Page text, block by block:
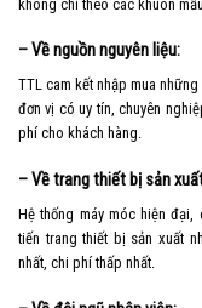
không chỉ theo các khuôn
– Về nguồn nguyên liệu:
TTL cam kết nhập mua
đơn vị có uy tín, chuyên
phí cho khách hàng.
– Về trang thiết bị sản
Hệ thống máy móc hiện
tiến trang thiết bị sản xuất
nhất, chi phí thấp nhất.